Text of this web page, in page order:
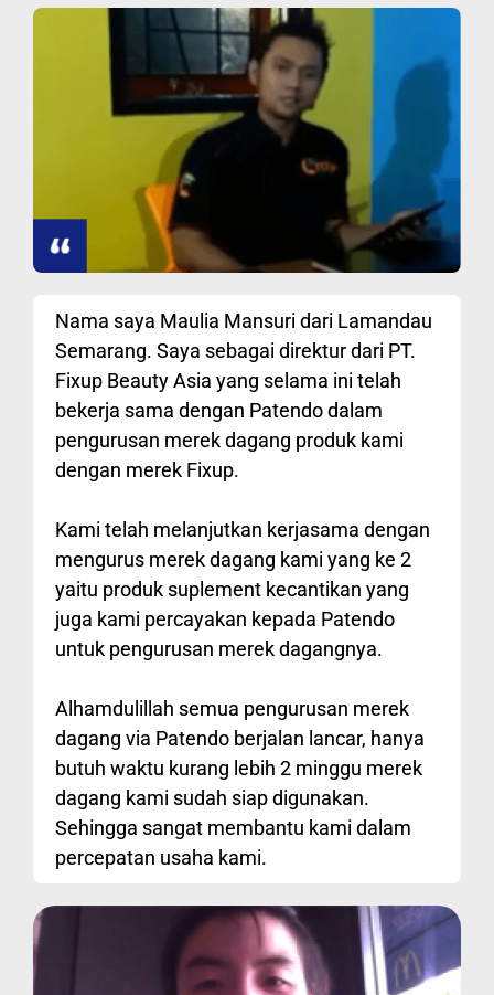
Nama saya Maulia Mansuri dari Lamandau
Semarang. Saya sebagai direktur dari PT.
Fixup Beauty Asia yang selama ini telah
bekerja sama dengan Patendo dalam
pengurusan merek dagang produk kami
dengan merek Fixup.
Kami telah melanjutkan kerjasama dengan
mengurus merek dagang kami yang ke 2
yaitu produk suplement kecantikan yang
juga kami percayakan kepada Patendo
untuk pengurusan merek dagangnya.
Alhamdulillah semua pengurusan merek
dagang via Patendo berjalan lancar, hanya
butuh waktu kurang lebih 2 minggu merek
dagang kami sudah siap digunakan.
Sehingga sangat membantu kami dalam
percepatan usaha kami.